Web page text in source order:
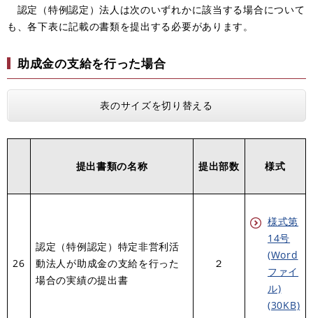
認定（特例認定）法人は次のいずれかに該当する場合について
も、各下表に記載の書類を提出する必要があります。
助成金の支給を行った場合
表のサイズを切り替える
提出書類の名称 提出部数 様式
26
認定（特例認定）特定非営利活
動法人が助成金の支給を行った
場合の実績の提出書
２
様式第
14号
(Word
ファイ
ル)
(30KB)